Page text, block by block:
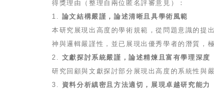
得獎理由（整理自兩位匿名評審意見）：
1. 論文結構嚴謹，論述清晰且具學術風範
本研究展現出高度的學術規範，從問題意識的提
神與邏輯嚴謹性，並已展現出優秀學者的潛質，
2. 文獻探討系統嚴謹，論述精煉且富有學理深度
研究回顧與文獻探討部分展現出高度的系統性與
3.
資料分析縝密且方法適切，展現卓越研究能力